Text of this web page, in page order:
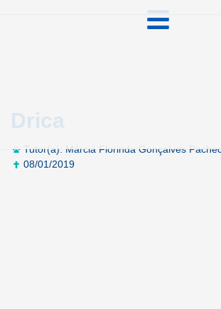
Drica
Tutor(a): Márcia Florinda Gonçalves
08/01/2019